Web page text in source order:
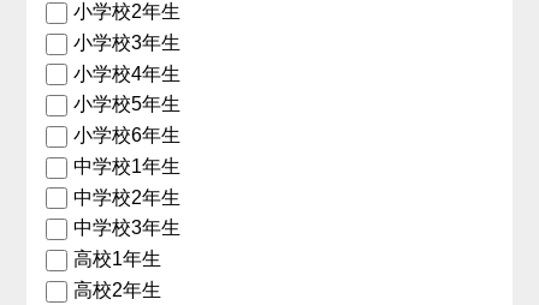
小学校2年生
小学校3年生
小学校4年生
小学校5年生
小学校6年生
中学校1年生
中学校2年生
中学校3年生
高校1年生
高校2年生